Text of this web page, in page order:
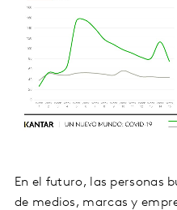
En el futuro, las personas
de medios, marcas y